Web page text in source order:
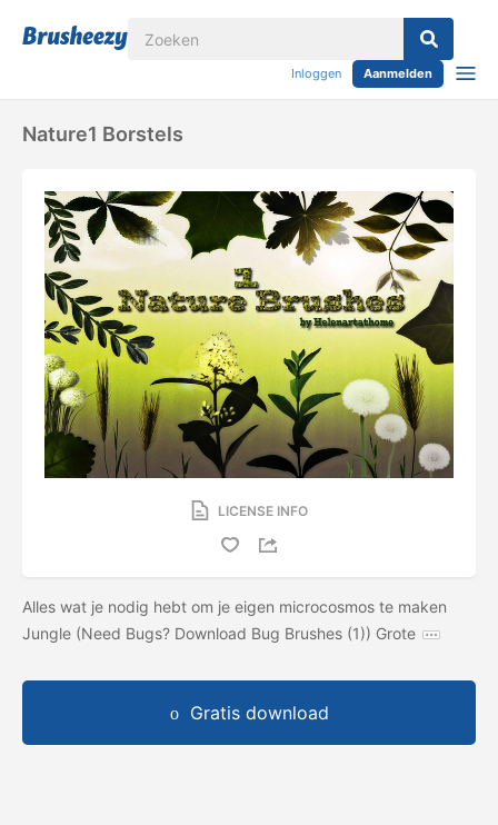
Inloggen Aanmelden
Nature1 Borstels
LICENSE INFO
Alles wat je nodig hebt om je eigen microcosmos te maken
Jungle (Need Bugs? Download Bug Brushes (1)) Grote
Gratis download